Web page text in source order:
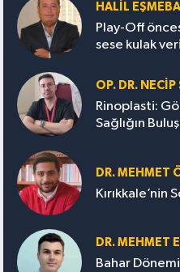
HALIL
Play-Off
sese kulak
OP. DR. NECIP
Rinoplasti:
Sağlığın
DR. MEHMET
Kırıkkale’nin
DR. MEHMET
Bahar